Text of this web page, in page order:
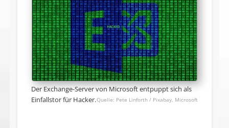
Der Exchange-Server von Microsoft entpuppt sich als
Einfallstor für Hacker.
Pete Linforth / Pixabay, Microsoft